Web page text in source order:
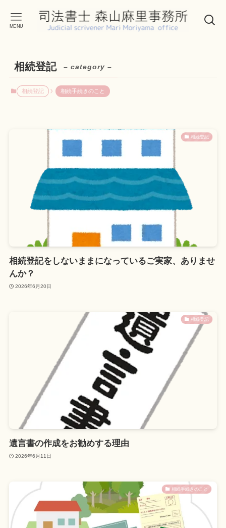
MENU
相続登記 – category –
相続登記 相続手続きのこと
相続登記
相続登記をしないままになっているご実家、ありませ
んか？
2026年6月20日
相続登記
遺言書の作成をお勧めする理由
2026年6月11日
相続手続きのこと